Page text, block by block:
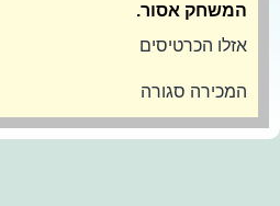
המשחק אסור.
אזלו הכרטיסים
המכירה סגורה